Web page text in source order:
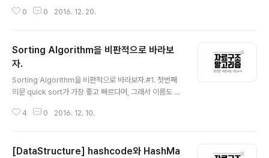
Undirected Graph라 하고, 간선에 방향성이 포함되어
(3, 4), (3, 4), (5, 6)} (u, v) = vertex u에서 vertex v
로 가는 edge Undirected Graph V = {1, 2, 3, 4, 5,
6}E = {(1, 4), (2,1), (3, 4), (3, 4), (5, 6)} (u, v) = vert..
0 0 2016. 12. 20.
Sorting Algorithm을 비판적으로 바라보
자.
Sorting Algorithm을 비판적으로 바라보자.#1. 첫번째
의문 quick sort가 가장 좋고 빠르다며, 그래서 이름도 q
재하며 왜 필요하지?어디에 쓰이고 있길래 살아남은 거지?
n)으로 모두 동일하다. 하지만 Space Complexity는 m
4 0 2016. 12. 10.
[DataStructure] hashcode와 HashMa